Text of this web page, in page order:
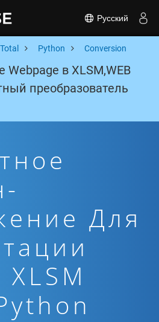
Русский
Python Conversion
Webpage в XLSM,WEB
преобразователь
Для